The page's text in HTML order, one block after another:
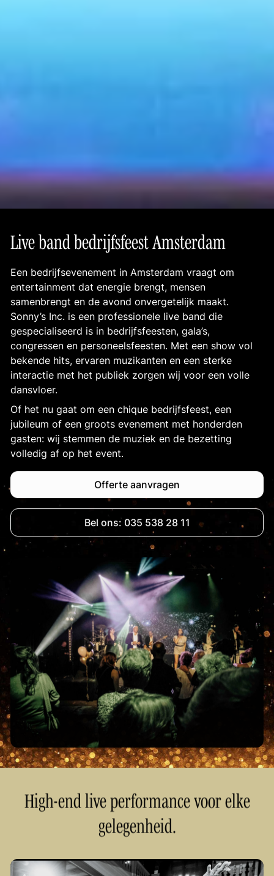
Live band bedrijfsfeest Amsterdam
Een bedrijfsevenement in Amsterdam vraagt om
entertainment dat energie brengt, mensen
samenbrengt en de avond onvergetelijk maakt.
Sonny’s Inc. is een professionele live band die
gespecialiseerd is in bedrijfsfeesten, gala’s,
congressen en personeelsfeesten. Met een show vol
bekende hits, ervaren muzikanten en een sterke
interactie met het publiek zorgen wij voor een volle
dansvloer.
Of het nu gaat om een chique bedrijfsfeest, een
jubileum of een groots evenement met honderden
gasten: wij stemmen de muziek en de bezetting
volledig af op het event.
Offerte aanvragen
Bel ons: 035 538 28 11
High-end live performance voor elke
gelegenheid.